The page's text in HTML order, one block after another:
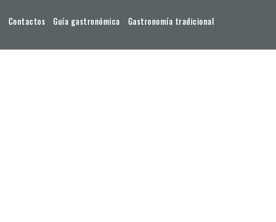
Contactos Guía gastronómica Gastronomía tradicional